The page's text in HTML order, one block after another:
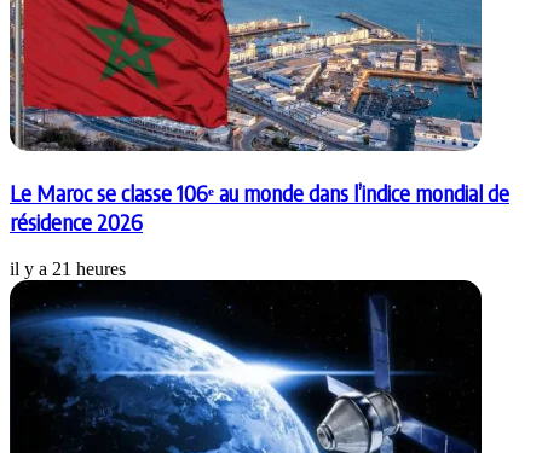
Le Maroc se classe 106ᵉ au monde dans l’indice mondial de
résidence 2026
il y a 21 heures